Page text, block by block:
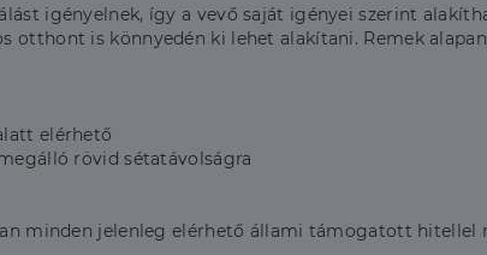
igényelnek, így a vevő saját igényei szerint
otthont is könnyedén ki lehet alakítani. Remek
elérhető
rövid sétatávolságra
minden jelenleg elérhető állami támogatott hitellel